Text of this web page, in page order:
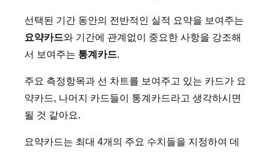
선택된 기간 동안의 전반적인 실적 요약을 보여주는
요약카드와 기간에 관계없이 중요한 사항을 강조해
서 보여주는 통계카드.
주요 측정항목과 선 차트를 보여주고 있는 카드가 요
약카드, 나머지 카드들이 통계카드라고 생각하시면
될 것 같아요.
요약카드는 최대 4개의 주요 수치들을 지정하여 데